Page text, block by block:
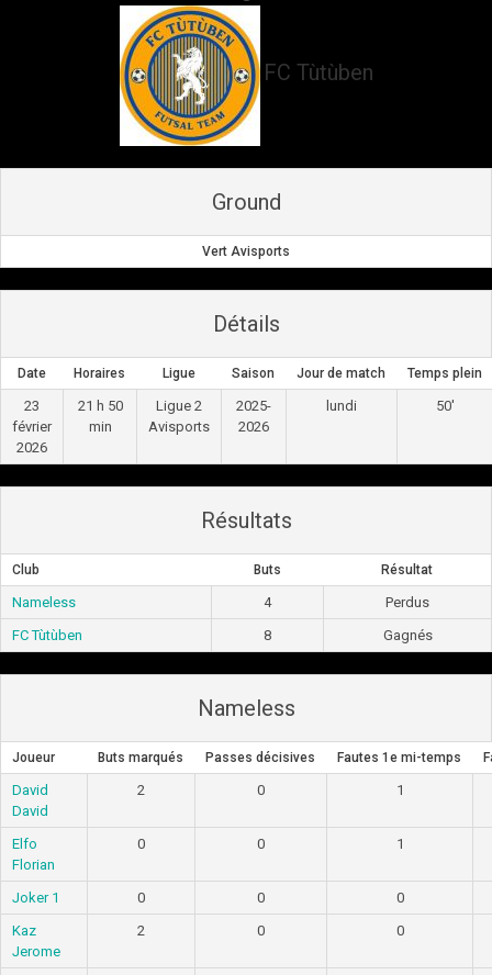
FC Tùtùben
Ground
Vert Avisports
Détails
Date Horaires Ligue Saison Jour de match Temps plein
23
février
2026
21 h 50
min
Ligue 2
Avisports
2025-
2026
lundi 50'
Résultats
Club Buts Résultat
Nameless 4
Perdus
FC Tùtùben
8 Gagnés
Nameless
Joueur Buts marqués Passes décisives Fautes 1e mi-temps
David
David
2 0 1
Elfo
Florian
0 0 1
Joker 1 0 0
0
Kaz
Jerome
2 0 0